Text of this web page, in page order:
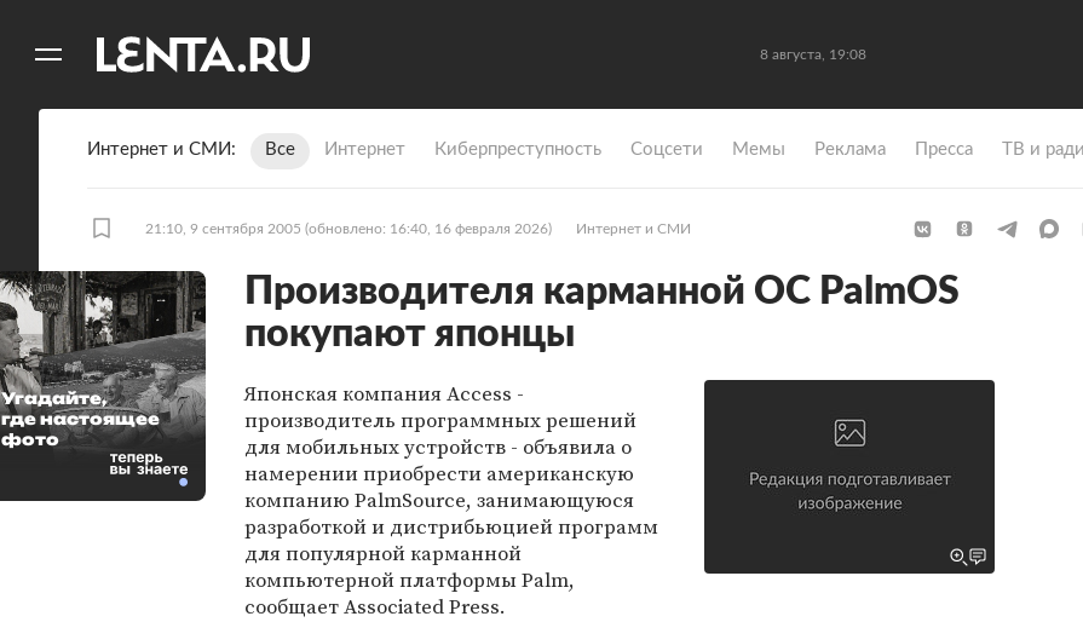
8 августа, 19:08
Интернет и СМИ Все Интернет Киберпреступность Coцсети Мемы Реклама Пресса ТВ и
21:10, 9 сентября 2005 (обновлено: 16:40, 16 февраля 2026) Интернет и СМИ
Производителя карманной ОС PalmOS
покупают японцы
Японская компания Access -
производитель программных решений
для мобильных устройств - объявила о
намерении приобрести американскую
компанию PalmSource, занимающуюся
разработкой и дистрибьюцией программ
для популярной карманной
компьютерной платформы Palm,
сообщает Associated Press.
Угадайте,
где настоящее
фото